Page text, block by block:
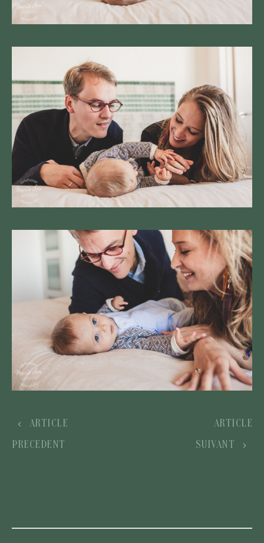
ARTICLE
PRECEDENT
ARTICLE
SUIVANT